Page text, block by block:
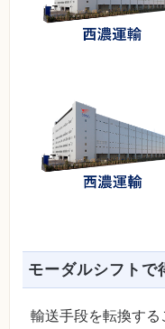
モーダルシフトで
輸送手段を転換す